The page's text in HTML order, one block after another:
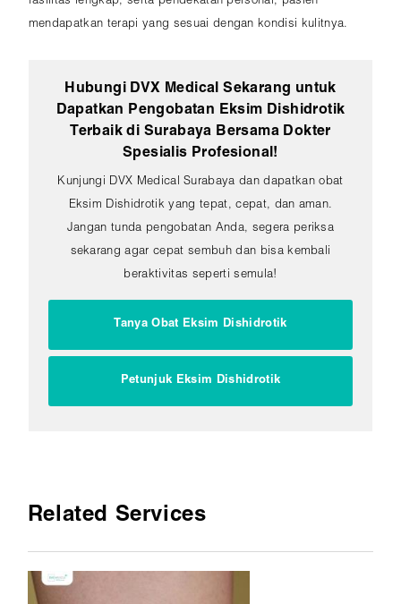
mendapatkan terapi yang sesuai dengan kondisi kulitnya.
Hubungi DVX Medical Sekarang untuk
Dapatkan Pengobatan Eksim Dishidrotik
Terbaik di Surabaya Bersama Dokter
Spesialis Profesional!
Kunjungi DVX Medical Surabaya dan dapatkan obat
Eksim Dishidrotik yang tepat, cepat, dan aman.
Jangan tunda pengobatan Anda, segera periksa
sekarang agar cepat sembuh dan bisa kembali
beraktivitas seperti semula!
Tanya Obat Eksim Dishidrotik
Petunjuk Eksim Dishidrotik
Related Services